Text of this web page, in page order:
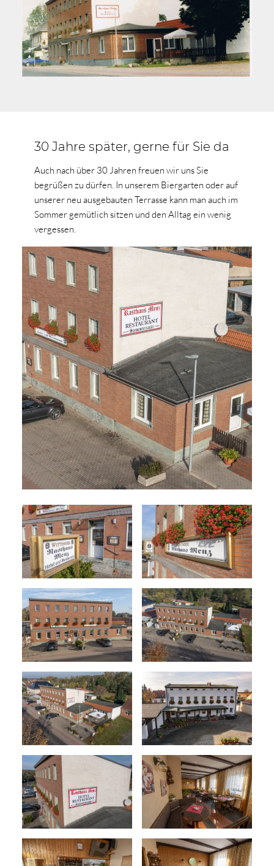
30 Jahre später, gerne für Sie da
Auch nach über 30 Jahren freuen wir uns Sie
begrüßen zu dürfen. In unserem Biergarten oder auf
unserer neu ausgebauten Terrasse kann man auch im
Sommer gemütlich sitzen und den Alltag ein wenig
vergessen.